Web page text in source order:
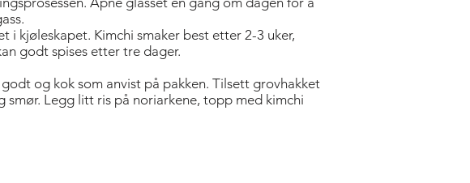
i kjøleskapet. Kimchi smaker best etter 2-3 uker,
godt spises etter tre dager.
godt og kok som anvist på pakken. Tilsett grovhakket
smør. Legg litt ris på noriarkene, topp med kimchi